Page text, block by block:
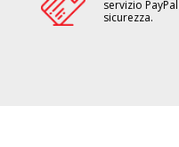
servizio
sicurezza.